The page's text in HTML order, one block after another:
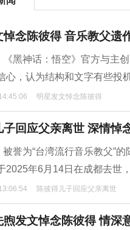
悼念陈彼得 音乐教父遗
《黑神话：悟空》官方与主
心，认为结构和文字有些投
明星发文悼念陈彼得
子回应父亲离世 深情悼
誉为“台湾流行音乐教父”
2025年6月14日在成都去世
陈彼得儿子回应父亲离世
煦发文悼念陈彼得 情深